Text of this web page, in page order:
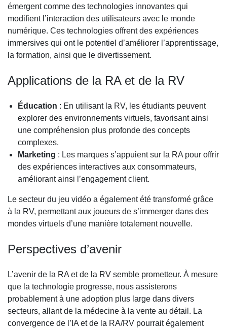
émergent comme des technologies innovantes qui
modifient l’interaction des utilisateurs avec le monde
numérique. Ces technologies offrent des expériences
immersives qui ont le potentiel d’améliorer l’apprentissage,
la formation, ainsi que le divertissement.
Applications de la RA et de la RV
Éducation : En utilisant la RV, les étudiants peuvent
explorer des environnements virtuels, favorisant ainsi
une compréhension plus profonde des concepts
complexes.
Marketing : Les marques s’appuient sur la RA pour offrir
des expériences interactives aux consommateurs,
améliorant ainsi l’engagement client.
Le secteur du jeu vidéo a également été transformé grâce
à la RV, permettant aux joueurs de s’immerger dans des
mondes virtuels d’une manière totalement nouvelle.
Perspectives d’avenir
L’avenir de la RA et de la RV semble prometteur. À mesure
que la technologie progresse, nous assisterons
probablement à une adoption plus large dans divers
secteurs, allant de la médecine à la vente au détail. La
convergence de l’IA et de la RA/RV pourrait également